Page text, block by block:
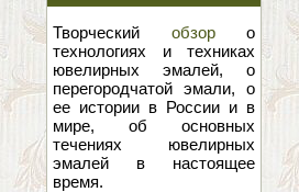
эмаль
Творческий обзоро
технологиях и техниках
ювелирных эмалей, о
перегородчатой эмали, о
ее истории в России и в
мире, об основных
течениях ювелирных
эмалей в настоящее
время.